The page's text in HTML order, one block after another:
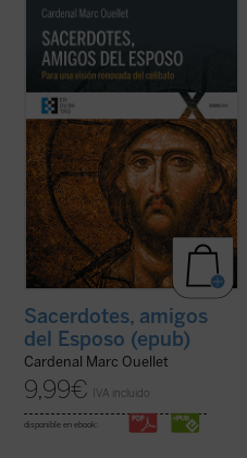
Obispos reflexiona sobre la renovación
sacerdotal en unos tiempos en los que «los
escándalos, las humillaciones y el desgaste
han sumido al clero en un estado de
vulnerabilidad, si no de desconcierto, ...
Sacerdotes, amigos
del Esposo (epub)
Cardenal Marc Ouellet
9,99€ IVA incluido
disponible en ebook: